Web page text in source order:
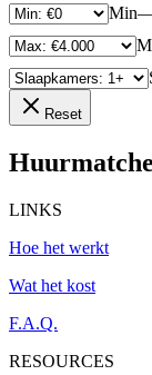
Min
Reset
LINKS
Hoe het werkt
Wat het kost
F.A.Q.
RESOURCES